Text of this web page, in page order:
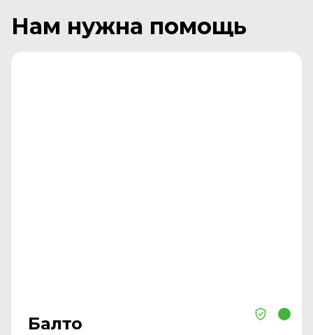
Нам нужна помощь
Балто